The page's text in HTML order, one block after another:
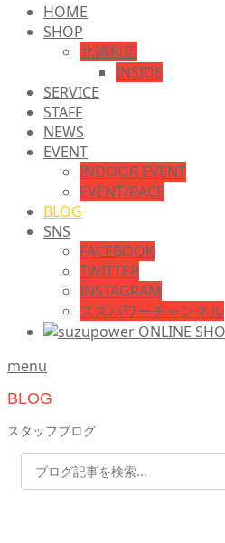
HOME
SHOP
北浦和店
INSIDE
SERVICE
STAFF
NEWS
EVENT
INDOOR EVENT
EVENT/RACE
BLOG
SNS
FACEBOOK
TWITTER
INSTAGRAM
スズパワーチャンネル
menu
BLOG
スタッフブログ